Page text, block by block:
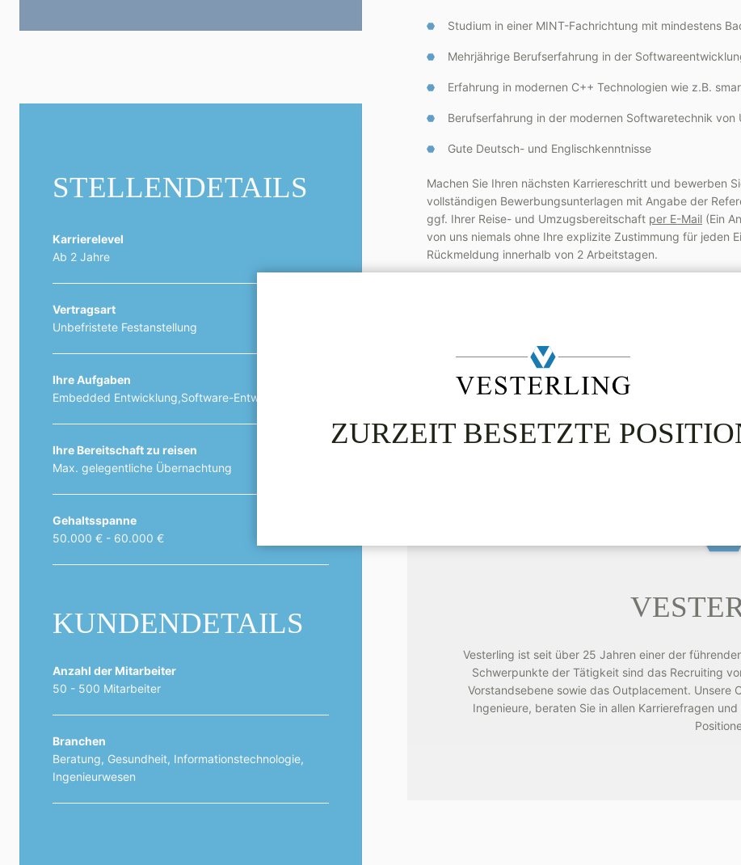
ZURZEIT BESETZTE
STELLENDETAILS
Karrierelevel
Ab 2 Jahre
Vertragsart
Unbefristete Festanstellung
Ihre Aufgaben
Embedded Entwicklung,Software-Entwicklung
Ihre Bereitschaft zu reisen
Max. gelegentliche Übernachtung
Gehaltsspanne
50.000 € - 60.000 €
KUNDENDETAILS
Anzahl der Mitarbeiter
50 - 500 Mitarbeiter
Branchen
Beratung, Gesundheit, Informationstechnologie,
Ingenieurwesen
Studium in einer MINT-Fachrichtung mit mindestens
Mehrjährige Berufserfahrung in der
Erfahrung in modernen C++ Technologien wie z.B.
Berufserfahrung in der modernen Softwaretechnik von
Gute Deutsch- und Englischkenntnisse
Machen Sie Ihren nächsten Karriereschritt und bewerben
vollständigen Bewerbungsunterlagen mit Angabe der
ggf. Ihrer Reise- und Umzugsbereitschaft per E-Mail (Ein
von uns niemals ohne Ihre explizite Zustimmung für jeden
Rückmeldung innerhalb von 2 Arbeitstagen.
Teilen per E-Mail Teilen per
Vesterling ist seit über 25 Jahren einer der
Schwerpunkte der Tätigkeit sind das Recruiting
Vorstandsebene sowie das Outplacement. Unsere
Ingenieure, beraten Sie in allen Karrierefragen